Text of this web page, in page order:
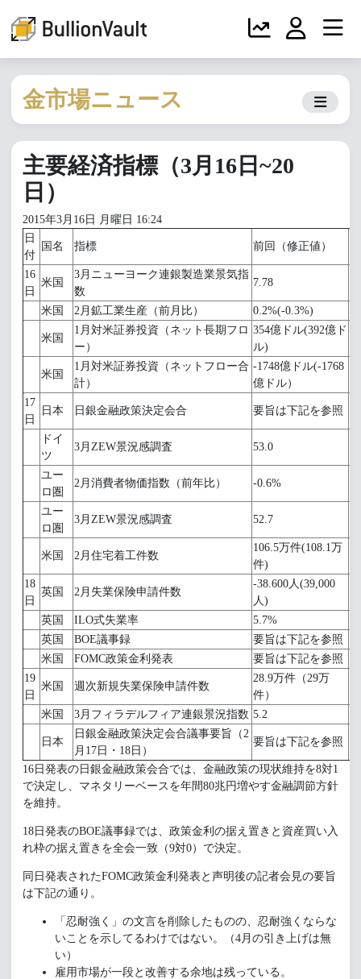
金市場ニュース
主要経済指標（3月16日~20
日）
2015年3月16日 月曜日 16:24
日
付
国名 指標 前回（修正値）
16
日
米国
3月ニューヨーク連銀製造業景気指
数
7.78
米国 2月鉱工業生産（前月比） 0.2%(-0.3%)
米国
1月対米証券投資（ネット長期フロ
ー）
354億ドル(392億ド
ル)
米国
1月対米証券投資（ネットフロー合
計）
-1748億ドル(-1768
億ドル）
17
日
日本 日銀金融政策決定会合 要旨は下記を参照
ドイ
ツ
3月ZEW景況感調査 53.0
ユー
ロ圏
2月消費者物価指数（前年比） -0.6%
ユー
ロ圏
3月ZEW景況感調査 52.7
米国 2月住宅着工件数
106.5万件(108.1万
件)
18
日
英国 2月失業保険申請件数
-38.600人(39,000
人)
英国 ILO式失業率 5.7%
英国
BOE議事録
要旨は下記を参照
米国
FOMC政策金利発表
要旨は下記を参照
19
日
米国 週次新規失業保険申請件数
28.9万件（29万
件）
米国
3月フィラデルフィア連銀景況指数 5.2
日本
日銀金融政策決定会合議事要旨（2
月17日・18日）
要旨は下記を参照
16日発表の日銀金融政策会合では、金融政策の現状維持を8対1
で決定し、マネタリーベースを年間80兆円増やす金融調節方針
を維持。
18日発表のBOE議事録では、政策金利の据え置きと資産買い入
れ枠の据え置きを全会一致（9対0）で決定。
同日発表されたFOMC政策金利発表と声明後の記者会見の要旨
は下記の通り。
「忍耐強く」の文言を削除したものの、忍耐強くならな
いことを示してるわけではない。（4月の引き上げは無
い）
雇用市場が一段と改善する余地は残っている。